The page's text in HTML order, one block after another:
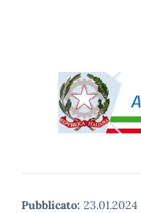
Pubblicato: 23.01.2024